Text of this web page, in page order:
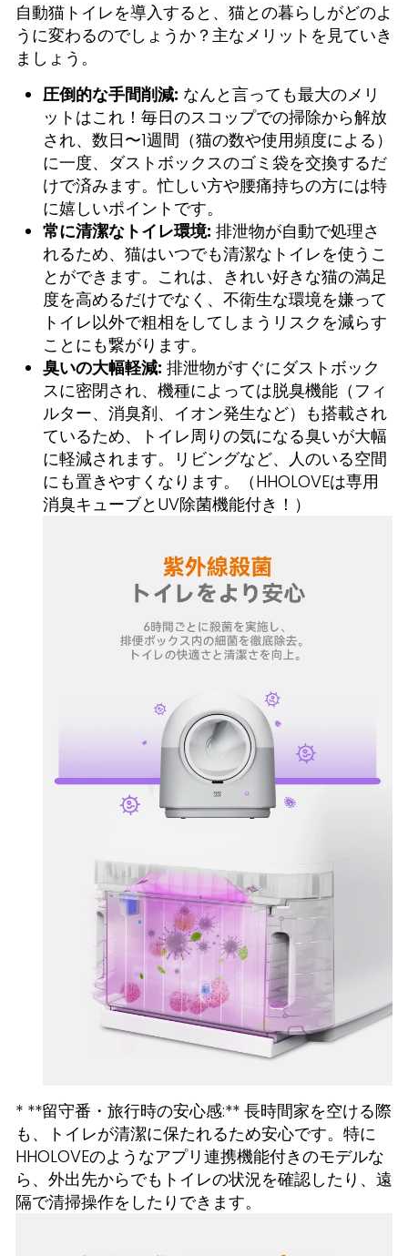
自動猫トイレを導入すると、猫との暮らしがどのよ
うに変わるのでしょうか？主なメリットを見ていき
ましょう。
圧倒的な手間削減: なんと言っても最大のメリ
ットはこれ！毎日のスコップでの掃除から解放
され、数日〜1週間（猫の数や使用頻度による）
に一度、ダストボックスのゴミ袋を交換するだ
けで済みます。忙しい方や腰痛持ちの方には特
に嬉しいポイントです。
常に清潔なトイレ環境: 排泄物が自動で処理さ
れるため、猫はいつでも清潔なトイレを使うこ
とができます。これは、きれい好きな猫の満足
度を高めるだけでなく、不衛生な環境を嫌って
トイレ以外で粗相をしてしまうリスクを減らす
ことにも繋がります。
臭いの大幅軽減: 排泄物がすぐにダストボック
スに密閉され、機種によっては脱臭機能（フィ
ルター、消臭剤、イオン発生など）も搭載され
ているため、トイレ周りの気になる臭いが大幅
に軽減されます。リビングなど、人のいる空間
にも置きやすくなります。（HHOLOVEは専用
消臭キューブとUV除菌機能付き！）
* **留守番・旅行時の安心感:** 長時間家を空ける際
も、トイレが清潔に保たれるため安心です。特に
HHOLOVEのようなアプリ連携機能付きのモデルな
ら、外出先からでもトイレの状況を確認したり、遠
隔で清掃操作をしたりできます。